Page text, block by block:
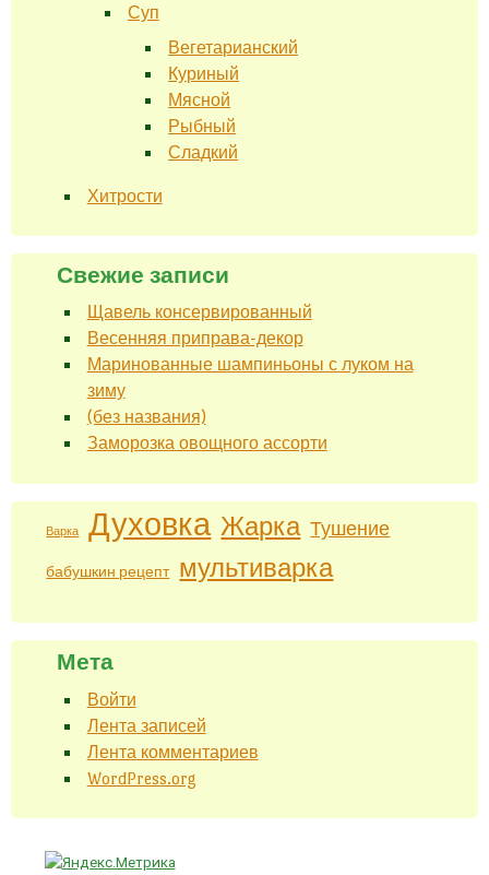
Суп
Вегетарианский
Куриный
Мясной
Рыбный
Сладкий
Хитрости
Свежие записи
Щавель консервированный
Весенняя приправа-декор
Маринованные шампиньоны с луком на
зиму
(без названия)
Заморозка овощного ассорти
Варка Духовка Жарка Тушение
бабушкин рецепт мультиварка
Мета
Войти
Лента записей
Лента комментариев
WordPress.org